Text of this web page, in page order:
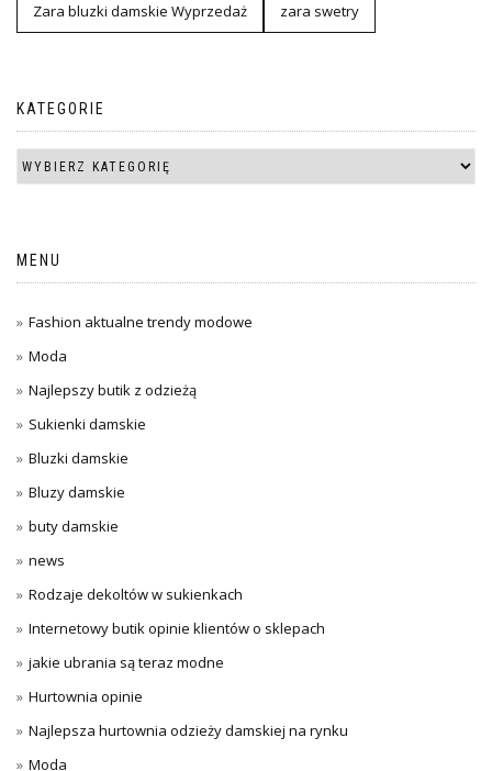
Zara bluzki damskie Wyprzedaż zara swetry
KATEGORIE
MENU
Fashion aktualne trendy modowe
Moda
Najlepszy butik z odzieżą
Sukienki damskie
Bluzki damskie
Bluzy damskie
buty damskie
news
Rodzaje dekoltów w sukienkach
Internetowy butik opinie klientów o sklepach
jakie ubrania są teraz modne
Hurtownia opinie
Najlepsza hurtownia odzieży damskiej na rynku
Moda